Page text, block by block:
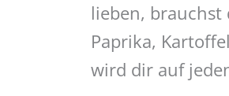
lieben,
Paprika,
wird dir auf